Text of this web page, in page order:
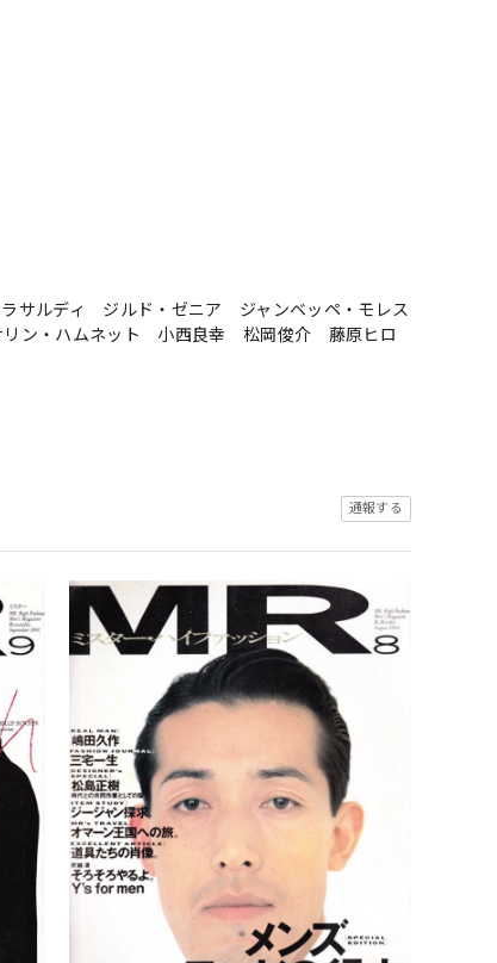
サルディ ジルド・ゼニア ジャンベッペ・モレス
ン・ハムネット 小西良幸 松岡俊介 藤原ヒロ
通報する